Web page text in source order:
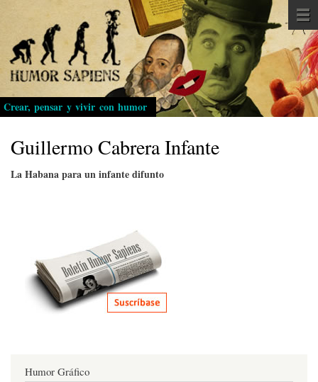
Pasar
al
contenido
principal
Crear, pensar y vivir con humor
Guillermo Cabrera Infante
La Habana para un infante difunto
Humor Gráfico